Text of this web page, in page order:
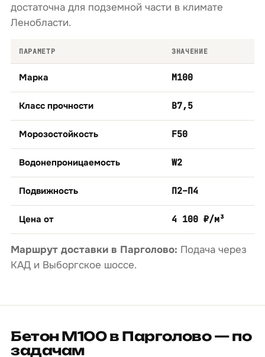
достаточна для подземной части в климате
Ленобласти.
ПАРАМЕТР ЗНАЧЕНИЕ
Марка М100
Класс прочности B7,5
Морозостойкость F50
Водонепроницаемость W2
Подвижность П2–П4
Цена от 4 100 ₽/м³
Маршрут доставки в Парголово: Подача через
КАД и Выборгское шоссе.
Бетон М100 в Парголово — по
задачам